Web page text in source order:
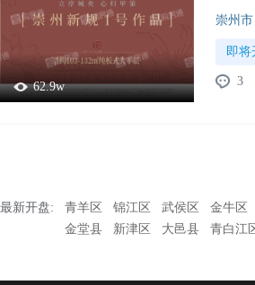
62.9w
崇州市
即将
3
最新开盘: 青羊区 锦江区 武侯区 金牛区
金堂县
新津区 大邑县 青白江